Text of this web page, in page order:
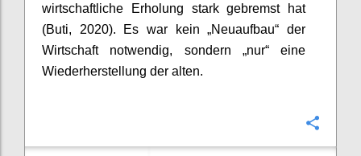
wirtschaftliche Erholung stark gebremst hat
(Buti, 2020). Es war kein „Neuaufbau“ der
Wirtschaft notwendig, sondern „nur“ eine
Wiederherstellung der alten.